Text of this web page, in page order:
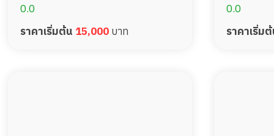
0.0
ราคาเริ่มต้น 15,000บาท
0.0
ราคาเริ่ม